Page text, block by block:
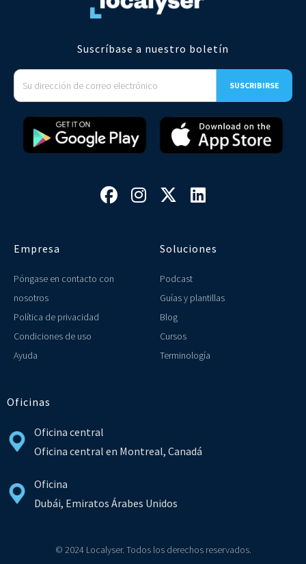
Suscríbase a nuestro boletín
   
Empresa
Póngase en contacto con
nosotros
Política de privacidad
Condiciones de uso
Ayuda
Soluciones
Podcast
Guías y plantillas
Blog
Cursos
Terminología
Oficinas
Oficina central
Oficina central en Montreal, Canadá
Oficina
Dubái, Emiratos Árabes Unidos
© 2024 Localyser. Todos los derechos reservados.